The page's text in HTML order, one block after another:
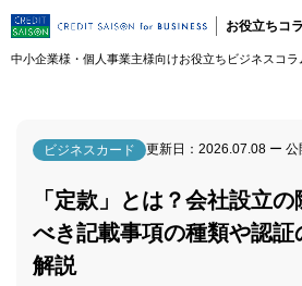
お役立ちコ
中小企業様・個人事業主様向けお役立ちビジネスコラ
ビジネスカード 更新日： 2026.07.08 ー 公
「定款」とは？会社設立
べき記載事項の種類や認証
解説